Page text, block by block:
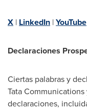
X | LinkedIn |YouTube
Declaraciones
Ciertas palabras y
Tata
declaraciones,